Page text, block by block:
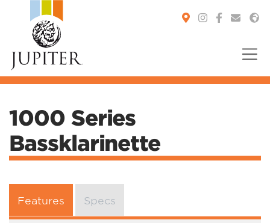
1000 Series
Bassklarinette
Features Specs